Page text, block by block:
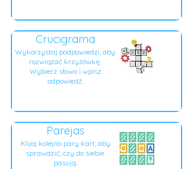
Crucigrama
Wykorzystaj podpowiedzi, aby
rozwiązać krzyżówkę.
Wybierz słowo i wpisz
odpowiedź.
Parejas
Klijaj kolejno pary kart, aby
sprawdzić, czy do siebie
pasują.